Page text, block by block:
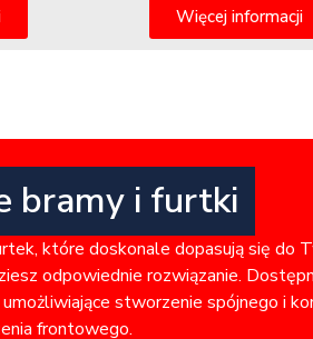
Więcej informacji
bramy i furtki
które doskonale dopasują się do
odpowiednie rozwiązanie.
stworzenie spójnego i
frontowego.